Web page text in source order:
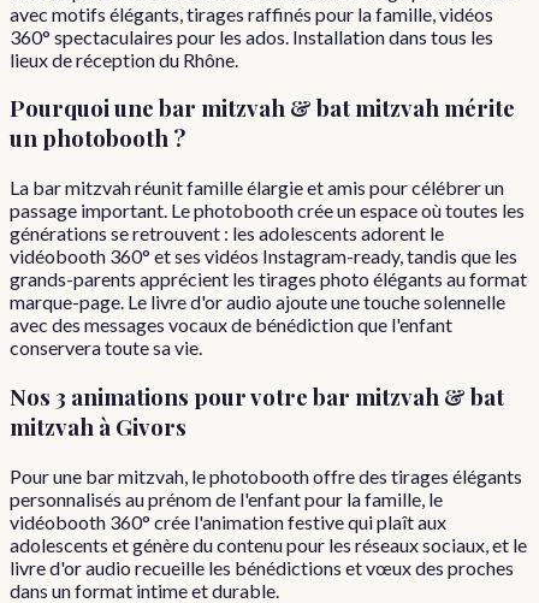
avec motifs élégants, tirages raffinés pour la famille, vidéos
360° spectaculaires pour les ados. Installation dans tous les
lieux de réception du Rhône.
Pourquoiune bar mitzvah & bat mitzvah mérite
un photobooth ?
La bar mitzvah réunit famille élargie et amis pour célébrer un
passage important. Le photobooth crée un espace où toutes les
générations se retrouvent : les adolescents adorent le
vidéobooth 360° et ses vidéos Instagram-ready, tandis que les
grands-parents apprécient les tirages photo élégants au format
marque-page. Le livre d'or audio ajoute une touche solennelle
avec des messages vocaux de bénédiction que l'enfant
conservera toute sa vie.
Nos 3 animations pour votre bar mitzvah & bat
mitzvah à Givors
Pour une bar mitzvah, le photobooth offre des tirages élégants
personnalisés au prénom de l'enfant pour la famille, le
vidéobooth 360° crée l'animation festive qui plaît aux
adolescents et génère du contenu pour les réseaux sociaux, et le
livre d'or audio recueille les bénédictions et vœux des proches
dans un format intime et durable.